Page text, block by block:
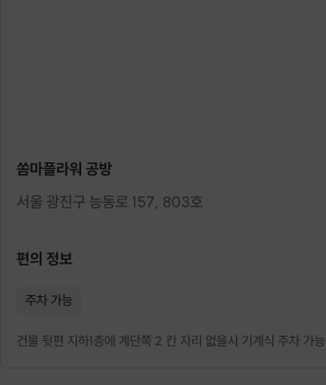
쏨마플라워 공방
서울 광진구 능동로 157, 803호
편의 정보
주차 가능
건물 뒷편 지하1층에 계단쪽 2 칸 자리 없을시 기계식 주차 가능